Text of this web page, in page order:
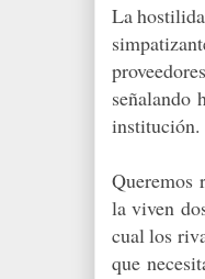
La
señalando
institución.
Queremos
la viven
cual los
que